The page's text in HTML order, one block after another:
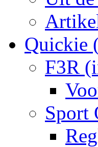
Quickie
F3R
Sport